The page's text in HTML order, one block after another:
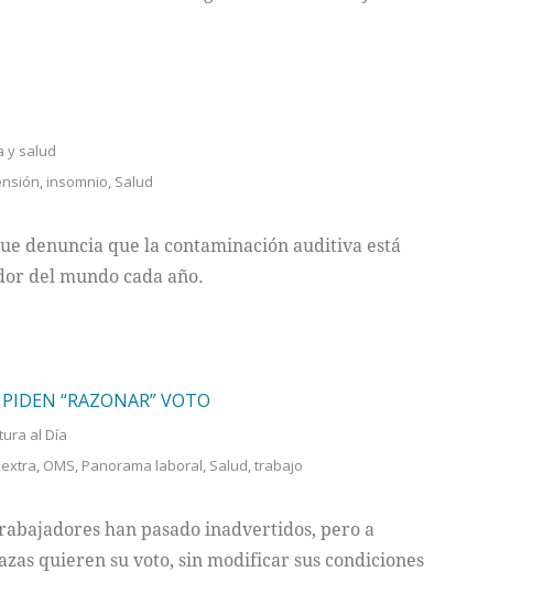
y salud
, insomnio, Salud
denuncia que la contaminación auditiva está
del mundo cada año.
“RAZONAR” VOTO
al Día
, OMS, Panorama laboral, Salud,trabajo
han pasado inadvertidos, pero a
quieren su voto, sin modificar sus condiciones